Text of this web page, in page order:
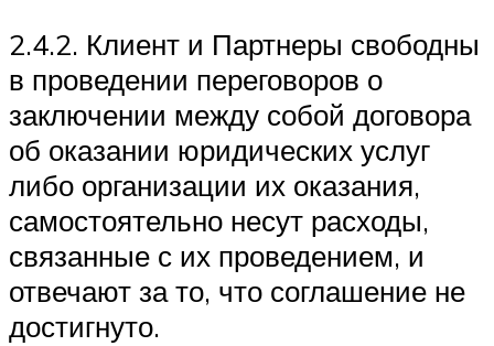
2.4.2. Клиент и Партнеры свободны
в проведении переговоров о
заключении между собой договора
об оказании юридических услуг
либо организации их оказания,
самостоятельно несут расходы,
связанные с их проведением, и
отвечают за то, что соглашение не
достигнуто.